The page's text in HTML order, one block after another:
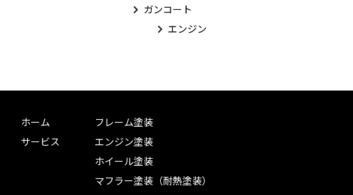
ガンコート
エンジン
ホーム
サービス
フレーム塗装
エンジン塗装
ホイール塗装
マフラー塗装（耐熱塗装）